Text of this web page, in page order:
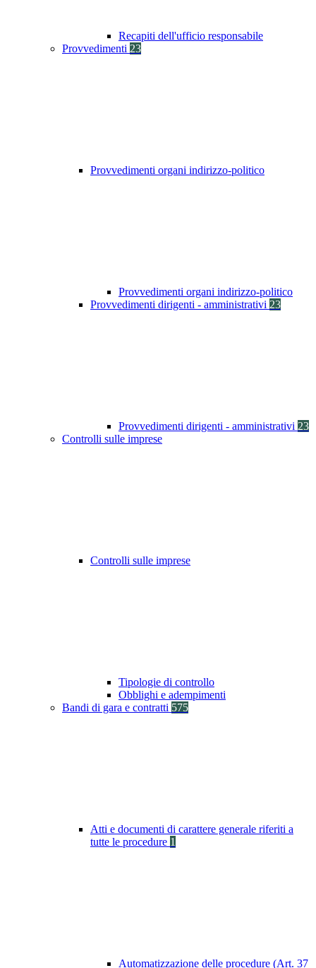
Recapiti dell'ufficio responsabile
Provvedimenti 23
Provvedimenti organi indirizzo-politico
Provvedimenti organi indirizzo-politico
Provvedimenti dirigenti - amministrativi 23
Provvedimenti dirigenti - amministrativi 23
Controlli sulle imprese
Controlli sulle imprese
Tipologie di controllo
Obblighi e adempimenti
Bandi di gara e contratti 575
Atti e documenti di carattere generale riferiti a
tutte le procedure 1
Automatizzazione delle procedure (Art. 37